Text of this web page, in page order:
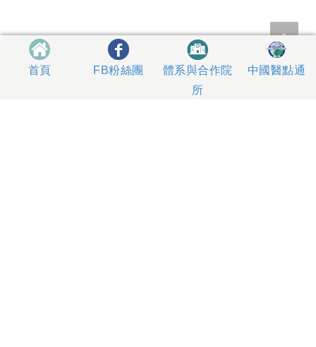
首頁 FB粉絲團
體系與合作院
所
中國醫點通